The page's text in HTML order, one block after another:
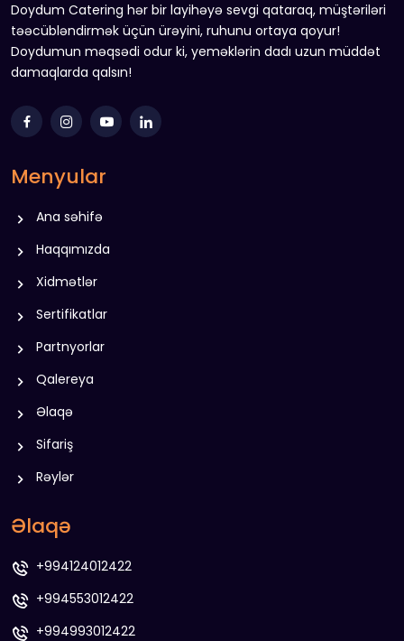
Doydum Catering hər bir layihəyə sevgi qataraq, müştəriləri
təəcübləndirmək üçün ürəyini, ruhunu ortaya qoyur!
Doydumun məqsədi odur ki, yeməklərin dadı uzun müddət
damaqlarda qalsın!
Menyular
Ana səhifə
Haqqımızda
Xidmətlər
Sertifikatlar
Partnyorlar
Qalereya
Əlaqə
Sifariş
Rəylər
Əlaqə
+994124012422
+994553012422
+994993012422